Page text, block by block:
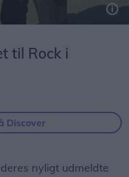
til Rock i
Discover
nyligt udmeldte